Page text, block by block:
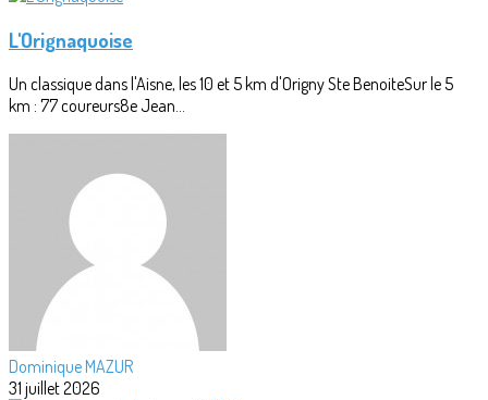
L'Orignaquoise
Un classique dans l'Aisne, les 10 et 5 km d'Origny Ste BenoiteSur le 5
km : 77 coureurs8e Jean...
Dominique MAZUR
31 juillet 2026